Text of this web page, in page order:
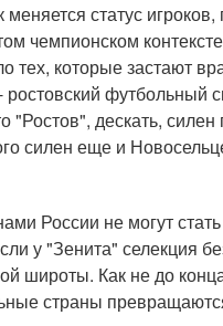
меняется статус
чемпионском
тех, которые застают
футбольный
дескать,
силен еще и
России не могут
у "Зенита" селекция
широты. Как не до
страны